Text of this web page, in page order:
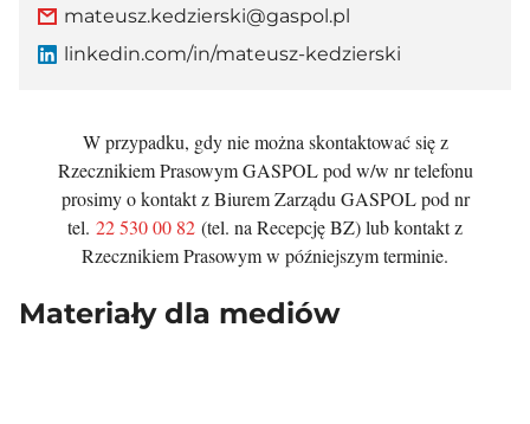
mateusz.kedzierski@gaspol.pl
linkedin.com/in/mateusz-kedzierski
W przypadku, gdy nie można skontaktować się z
Rzecznikiem Prasowym GASPOL pod w/w nr telefonu
prosimy o kontakt z Biurem Zarządu GASPOL pod nr
tel. 22 530 00 82 (tel. na Recepcję BZ) lub kontakt z
Rzecznikiem Prasowym w późniejszym terminie.
Materiały dla mediów